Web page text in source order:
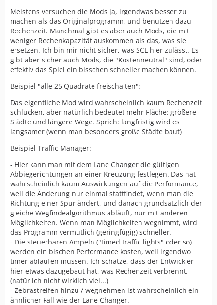
Meistens versuchen die Mods ja, irgendwas besser zu
machen als das Originalprogramm, und benutzen dazu
Rechenzeit. Manchmal gibt es aber auch Mods, die mit
weniger Rechenkapazität auskommen als das, was sie
ersetzen. Ich bin mir nicht sicher, was SCL hier zulässt. Es
gibt aber sicher auch Mods, die "Kostenneutral" sind, oder
effektiv das Spiel ein bisschen schneller machen können.
Beispiel "alle 25 Quadrate freischalten":
Das eigentliche Mod wird wahrscheinlich kaum Rechenzeit
schlucken, aber natürlich bedeutet mehr Fläche: größere
Städte und längere Wege. Sprich: langfristig wird es
langsamer (wenn man besonders große Städte baut)
Beispiel Traffic Manager:
- Hier kann man mit dem Lane Changer die gültigen
Abbiegerichtungen an einer Kreuzung festlegen. Das hat
wahrscheinlich kaum Auswirkungen auf die Performance,
weil die Änderung nur einmal stattfindet, wenn man die
Richtung einer Spur ändert, und danach grundsätzlich der
gleiche Wegfindealgorithmus abläuft, nur mit anderen
Möglichkeiten. Wenn man Möglichkeiten wegnimmt, wird
das Programm vermutlich (geringfügig) schneller.
- Die steuerbaren Ampeln ("timed traffic lights" oder so)
werden ein bischen Performance kosten, weil irgendwo
timer ablaufen müssen. Ich schätze, dass der Entwickler
hier etwas dazugebaut hat, was Rechenzeit verbrennt.
(natürlich nicht wirklich viel...)
- Zebrastreifen hinzu / wegnehmen ist wahrscheinlich ein
ähnlicher Fall wie der Lane Changer.